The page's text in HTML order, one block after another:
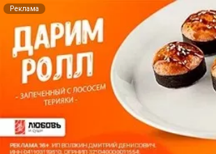
Реклама